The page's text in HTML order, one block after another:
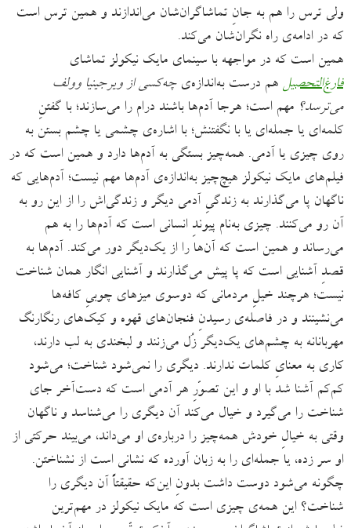
ولی ترس را هم به جانِ تماشاگران‌شان می‌اندازند و همین ترس است
که در ادامه‌ی راه نگران‌شان می‌کند.
همین است که در مواجهه با سینمای مایک نیکولز تماشای
فارغ‌التحصیل هم درست به‌اندازه‌یچه‌کسی از ویرجینیا وولف
می‌ترسد؟ مهم است؛ هرجا آدم‌ها باشند درام را می‌سازند؛ با گفتنِ
کلمه‌ای یا جمله‌ای یا با نگفتنش؛ با اشاره‌ی چشمی یا چشم بستن به
روی چیزی یا آدمی. همه‌چیز بستگی به آدم‌ها دارد و همین است که در
فیلم‌های مایک نیکولز هیچ‌چیز به‌اندازه‌ی آدم‌ها مهم نیست؛ آدم‌هایی که
ناگهان پا می‌گذارند به زندگیِ آدمی دیگر و زندگی‌اش را از این رو به
آن‌ رو می‌‌کنند. چیزی به‌نام پیوندِ انسانی‌ است که آدم‌ها را به هم
می‌رساند و همین است که آن‌ها را از یک‌دیگر دور می‌کند. آدم‌ها به
قصدِ آشنایی است که پا پیش می‌گذارند و آشنایی انگار همان شناخت
نیست؛ هرچند خیلِ مردمانی که دوسوی میزهای چوبیِ کافه‌ها
می‌نشینند و در فاصله‌ی رسیدنِ فنجان‌های قهوه و کیک‌های رنگارنگ
مهربانانه به چشم‌های یک‌دیگر زُل می‌زنند و لبخندی به لب دارند،
کاری به معنایِ کلمات ندارند. دیگری را نمی‌شود شناخت؛ می‌شود
کم‌کم آشنا شد با او و این تصوّرِ هر آدمی‌ است که دست‌آخر جای
شناخت را می‌گیرد و خیال می‌کند آن دیگری را می‌شناسد و ناگهان
وقتی به خیالِ خودش همه‌چیز را درباره‌ی او می‌داند، می‌بیند حرکتی از
او سر زده، یا جمله‌ای را به زبان ‌آورده که نشانی‌ است از نشناختن.
چگونه می‌شود دوست داشت بدونِ این‌که حقیقتاً آن دیگری را
شناخت؟ این همه‌ی چیزی است که مایک نیکولز در مهم‌ترین